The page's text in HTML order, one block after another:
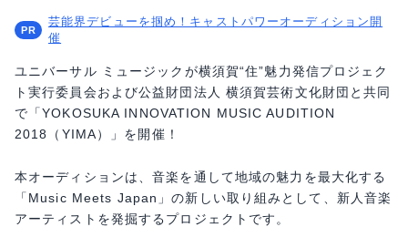
芸能界デビューを掴め！キャストパワーオーディション開
催
ユニバーサル ミュージックが横須賀“住”魅力発信プロジェク
ト実行委員会および公益財団法人 横須賀芸術文化財団と共同
で「YOKOSUKA INNOVATION MUSIC AUDITION
2018（YIMA）」を開催！
本オーディションは、音楽を通して地域の魅力を最大化する
「Music Meets Japan」の新しい取り組みとして、新人音楽
アーティストを発掘するプロジェクトです。